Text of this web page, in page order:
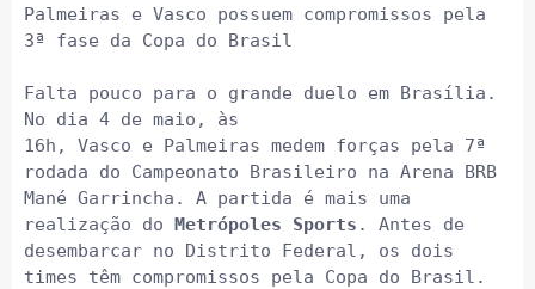
Palmeiras e Vasco possuem compromissos pela
3ª fase da Copa do Brasil
Falta pouco para o grande duelo em Brasília.
No dia 4 de maio, às
16h, Vasco e Palmeiras medem forças pela 7ª
rodada do Campeonato Brasileiro na Arena BRB
Mané Garrincha. A partida é mais uma
realização do Metrópoles Sports . Antes de
desembarcar no Distrito Federal, os dois
times têm compromissos pela Copa do Brasil.